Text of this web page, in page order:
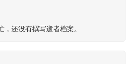
，还没有撰写逝者档案。